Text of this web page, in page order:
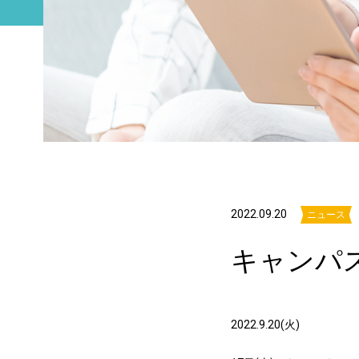
2022.09.20 ニュース
キャンパ
2022.9.20(火)